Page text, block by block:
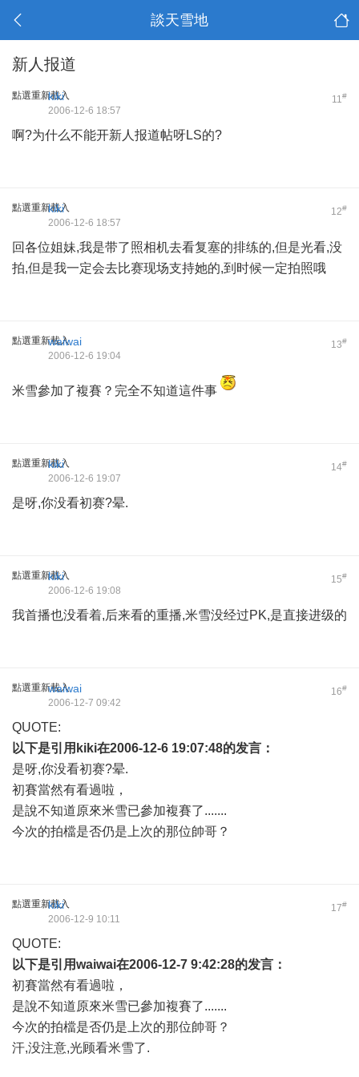
談天雪地
新人报道
點選重新載入 11#
kiki
2006-12-6 18:57
啊?为什么不能开新人报道帖呀LS的?
點選重新載入 12#
kiki
2006-12-6 18:57
回各位姐妹,我是带了照相机去看复塞的排练的,但是光看,没
拍,但是我一定会去比赛现场支持她的,到时候一定拍照哦
點選重新載入 13#
waiwai
2006-12-6 19:04
米雪參加了複賽？完全不知道這件事
點選重新載入 14#
kiki
2006-12-6 19:07
是呀,你没看初赛?晕.
點選重新載入 15#
kiki
2006-12-6 19:08
我首播也没看着,后来看的重播,米雪没经过PK,是直接进级的
點選重新載入 16#
waiwai
2006-12-7 09:42
QUOTE:
以下是引用 kiki在2006-12-6 19:07:48的发言：
是呀,你没看初赛?晕.
初賽當然有看過啦，
是說不知道原來米雪已參加複賽了.......
今次的拍檔是否仍是上次的那位帥哥？
點選重新載入 17#
kiki
2006-12-9 10:11
QUOTE:
以下是引用waiwai在2006-12-7 9:42:28的发言：
初賽當然有看過啦，
是說不知道原來米雪已參加複賽了.......
今次的拍檔是否仍是上次的那位帥哥？
汗,没注意,光顾看米雪了.